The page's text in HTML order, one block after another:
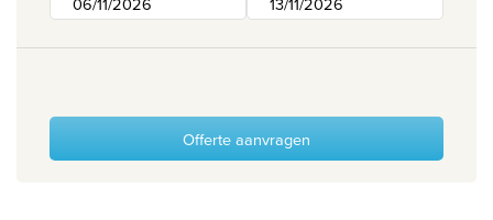
Onze bestemmingen
Contacteer ons
Nuttige linksOfferte aanvragen